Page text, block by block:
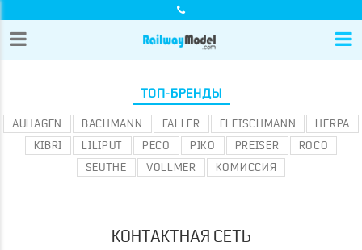
ТОП-БРЕНДЫ
AUHAGEN BACHMANN FALLER FLEISCHMANN
HERPA
KIBRI
LILIPUT PECO PIKO PREISER
ROCO
SEUTHE
VOLLMER КОМИССИЯ
КОНТАКТНАЯ СЕТЬ